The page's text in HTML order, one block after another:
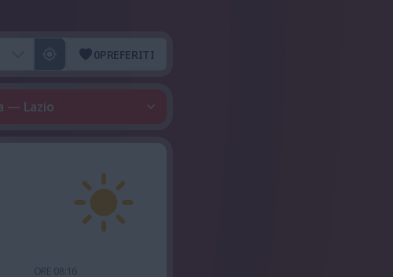
0PREFERITI
— Lazio
ORE 08:16